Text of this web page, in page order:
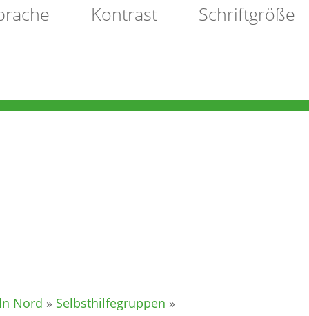
Kontrast Schriftgröße
NACHBARSCHAFT
Nord » Selbsthilfegruppen »